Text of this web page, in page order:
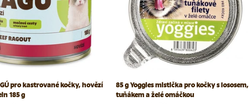
pro kastrované kočky, hovězí
185 g
85 g Yoggies mistička pro kočky s lososem,
tuňákem a želé omáčkou